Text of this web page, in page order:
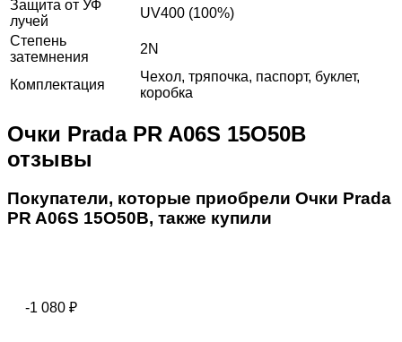
Защита от УФ
лучей
UV400 (100%)
Степень
затемнения
2N
Комплектация
Чехол, тряпочка, паспорт, буклет,
коробка
Очки Prada PR A06S 15O50B
отзывы
Покупатели, которые приобрели Очки Prada
PR A06S 15O50B, также купили
-1 080 ₽